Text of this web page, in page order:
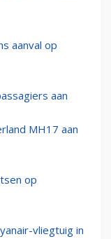
aanval op
aan
MH17 aan
op
vliegtuig in